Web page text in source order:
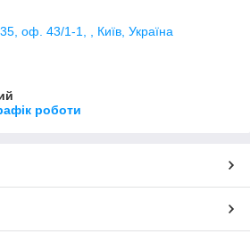
35, оф. 43/1-1, , Київ, Україна
роботи